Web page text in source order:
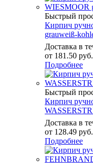
Быстрый
Кирпич
grauweiß-
Доставка в
от 181.50 руб.
Подробнее
Быстрый
Кирпич
Доставка в
от 128.49 руб.
Подробнее